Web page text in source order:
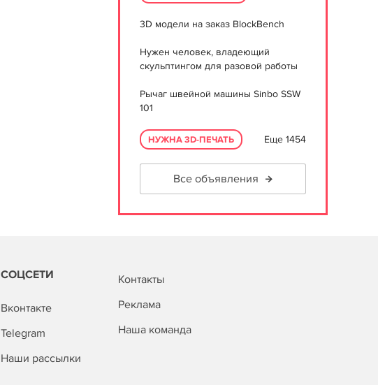
3D модели на заказ BlockBench
Нужен человек, владеющий
скульптингом для разовой работы
Рычаг швейной машины Sinbo SSW
101
НУЖНА 3D-ПЕЧАТЬ Еще 1454
Все объявления
СОЦСЕТИ
Вконтакте
Telegram
Наши рассылки
Контакты
Реклама
Наша команда